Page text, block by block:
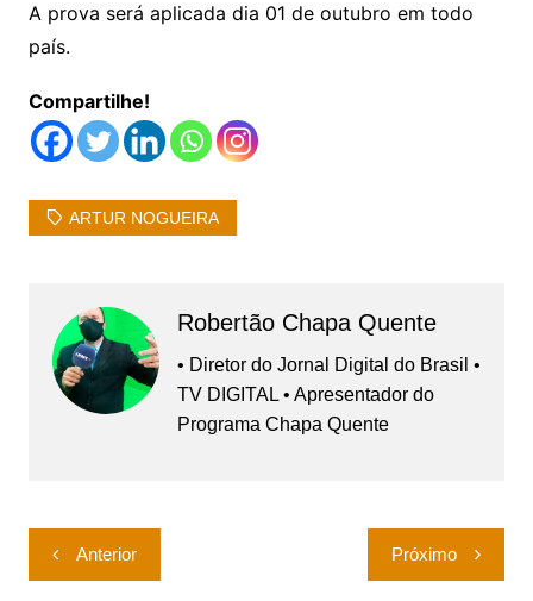
A prova será aplicada dia 01 de outubro em todo
país.
Compartilhe!
ARTUR NOGUEIRA
Robertão Chapa Quente
• Diretor do Jornal Digital do Brasil •
TV DIGITAL • Apresentador do
Programa Chapa Quente
Navegação
de
Anterior Próximo